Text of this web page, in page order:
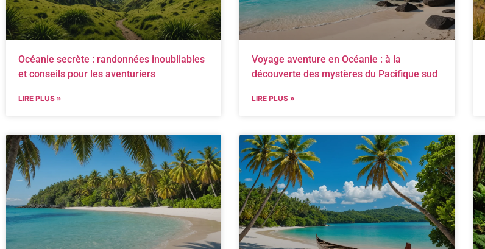
Océanie secrète : randonnées inoubliables
et conseils pour les aventuriers
LIRE PLUS »
Voyage aventure en Océanie : à la
découverte des mystères du Pacifique sud
LIRE PLUS »